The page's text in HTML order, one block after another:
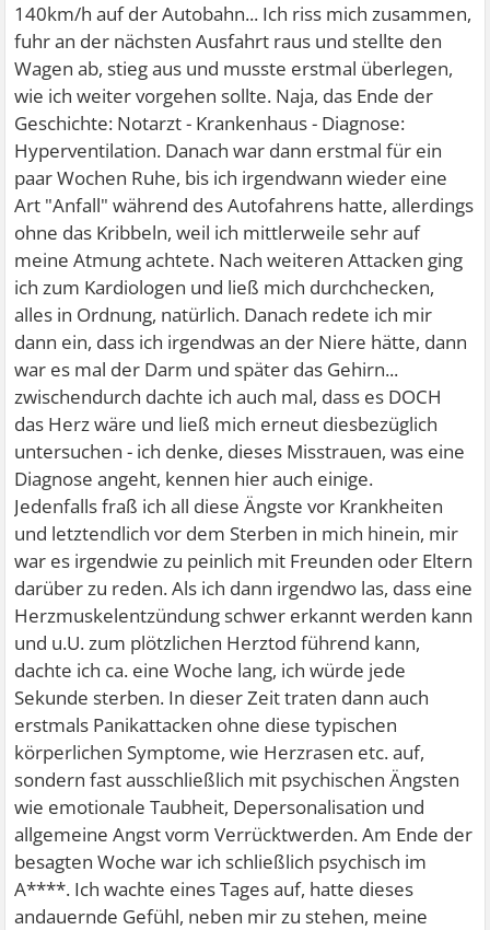
140km/h auf der Autobahn... Ich riss mich zusammen,
fuhr an der nächsten Ausfahrt raus und stellte den
Wagen ab, stieg aus und musste erstmal überlegen,
wie ich weiter vorgehen sollte. Naja, das Ende der
Geschichte: Notarzt - Krankenhaus - Diagnose:
Hyperventilation. Danach war dann erstmal für ein
paar Wochen Ruhe, bis ich irgendwann wieder eine
Art "Anfall" während des Autofahrens hatte, allerdings
ohne das Kribbeln, weil ich mittlerweile sehr auf
meine Atmung achtete. Nach weiteren Attacken ging
ich zum Kardiologen und ließ mich durchchecken,
alles in Ordnung, natürlich. Danach redete ich mir
dann ein, dass ich irgendwas an der Niere hätte, dann
war es mal der Darm und später das Gehirn...
zwischendurch dachte ich auch mal, dass es DOCH
das Herz wäre und ließ mich erneut diesbezüglich
untersuchen - ich denke, dieses Misstrauen, was eine
Diagnose angeht, kennen hier auch einige.
Jedenfalls fraß ich all diese Ängste vor Krankheiten
und letztendlich vor dem Sterben in mich hinein, mir
war es irgendwie zu peinlich mit Freunden oder Eltern
darüber zu reden. Als ich dann irgendwo las, dass eine
Herzmuskelentzündung schwer erkannt werden kann
und u.U. zum plötzlichen Herztod führend kann,
dachte ich ca. eine Woche lang, ich würde jede
Sekunde sterben. In dieser Zeit traten dann auch
erstmals Panikattacken ohne diese typischen
körperlichen Symptome, wie Herzrasen etc. auf,
sondern fast ausschließlich mit psychischen Ängsten
wie emotionale Taubheit, Depersonalisation und
allgemeine Angst vorm Verrücktwerden. Am Ende der
besagten Woche war ich schließlich psychisch im
A****. Ich wachte eines Tages auf, hatte dieses
andauernde Gefühl, neben mir zu stehen, meine